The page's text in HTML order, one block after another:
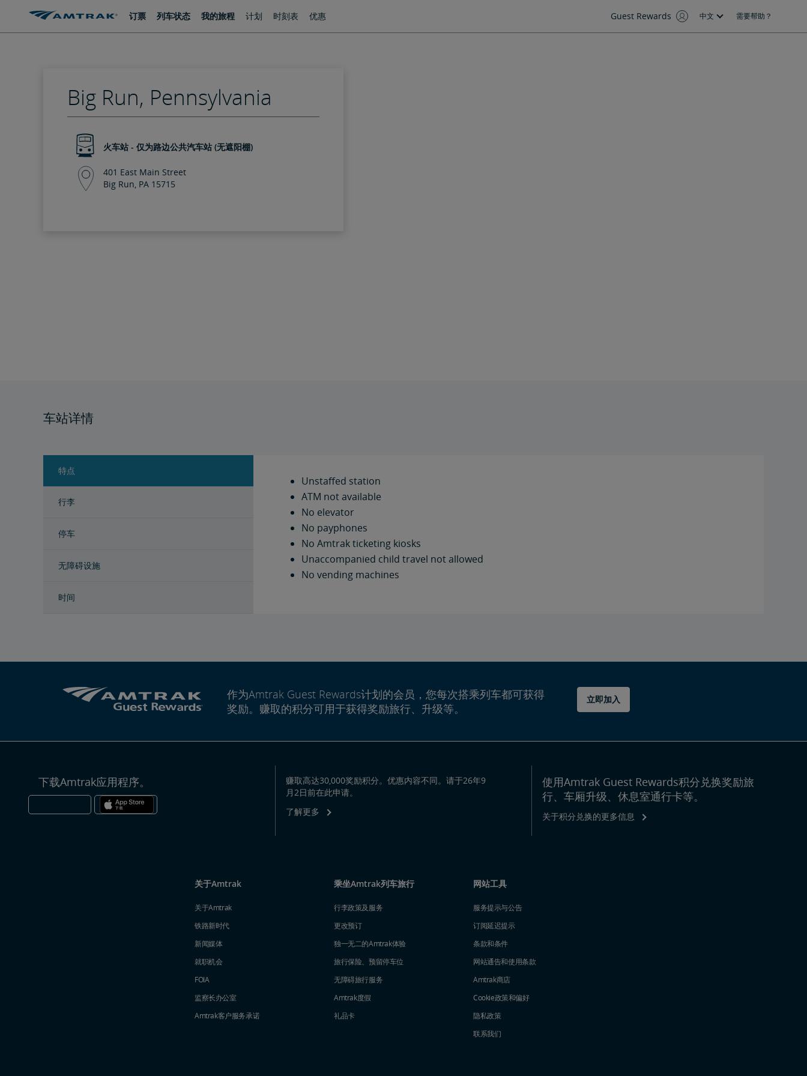
内
导
订票 列车状态 我的旅程 计划 时刻表 优惠 Guest Rewards 中文 需要帮助？
Big Run, Pennsylvania
火车站 - 仅为路边公共汽车站 (无遮阳棚)
401 East Main Street
Big Run, PA 15715
车站详情
特点
行李
停车
无障碍设施
时间
Unstaffed station
ATM not available
No elevator
No payphones
No Amtrak ticketing kiosks
Unaccompanied child travel not allowed
No vending machines
作为Amtrak Guest Rewards计划的会员，您每次搭乘列车都可获得
奖励。赚取的积分可用于获得奖励旅行、升级等。
立即加入
下载Amtrak应用程序。
赚取高达30,000奖励积分。优惠内容不同。请于26年9
月2日前在此申请。
了解更多
使用Amtrak Guest Rewards积分兑换奖励旅
行、车厢升级、休息室通行卡等。
关于积分兑换的更多信息
关于Amtrak
关于Amtrak
铁路新时代
新闻媒体
就职机会
FOIA
监察长办公室
Amtrak​​​​​​​客户服务承诺
乘坐Amtrak列车旅行
行李政策及服务
更改预订
独一无二的Amtrak体验
旅行保险、预留停车位
无障碍旅行服务
Amtrak度假
礼品卡
网站工具
服务提示与公告
订阅延迟提示
条款和条件
网站通告和使用条款
Amtrak商店
Cookie政策和偏好
隐私政策
联系我们